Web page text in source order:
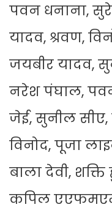
पवन धनाना,
यादव, श्रवण,
जयबीर यादव,
नरेश पंघाल,
जेई, सुनील सीए,
विनोद, पूजा
बाला देवी,
कपिल